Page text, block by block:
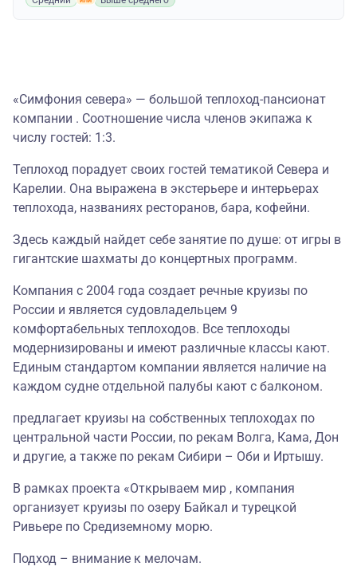
«Симфония севера» — большой теплоход-пансионат
компании . Соотношение числа членов экипажа к
числу гостей: 1:3.
Теплоход порадует своих гостей тематикой Севера и
Карелии. Она выражена в экстерьере и интерьерах
теплохода, названиях ресторанов, бара, кофейни.
Здесь каждый найдет себе занятие по душе: от игры в
гигантские шахматы до концертных программ.
Компания с 2004 года создает речные круизы по
России и является судовладельцем 9
комфортабельных теплоходов. Все теплоходы
модернизированы и имеют различные классы кают.
Единым стандартом компании является наличие на
каждом судне отдельной палубы кают с балконом.
предлагает круизы на собственных теплоходах по
центральной части России, по рекам Волга, Кама, Дон
и другие, а также по рекам Сибири – Оби и Иртышу.
В рамках проекта «Открываем мир , компания
организует круизы по озеру Байкал и турецкой
Ривьере по Средиземному морю.
Подход – внимание к мелочам.